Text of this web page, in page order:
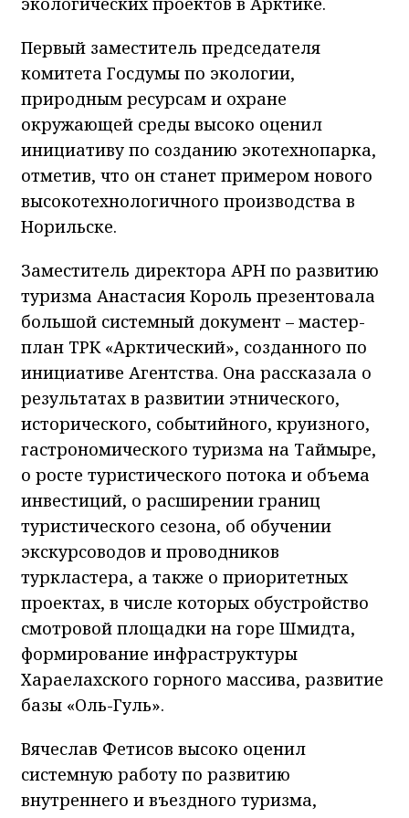
Первый заместитель председателя
комитета Госдумы по экологии,
природным ресурсам и охране
окружающей среды высоко оценил
инициативу по созданию экотехнопарка,
отметив, что он станет примером нового
высокотехнологичного производства в
Норильске.
Заместитель директора АРН по развитию
туризма Анастасия Король презентовала
большой системный документ – мастер-
план ТРК «Арктический», созданного по
инициативе Агентства. Она рассказала о
результатах в развитии этнического,
исторического, событийного, круизного,
гастрономического туризма на Таймыре,
о росте туристического потока и объема
инвестиций, о расширении границ
туристического сезона, об обучении
экскурсоводов и проводников
туркластера, а также о приоритетных
проектах, в числе которых обустройство
смотровой площадки на горе Шмидта,
формирование инфраструктуры
Хараелахского горного массива, развитие
базы «Оль-Гуль».
Вячеслав Фетисов высоко оценил
системную работу по развитию
внутреннего и въездного туризма,